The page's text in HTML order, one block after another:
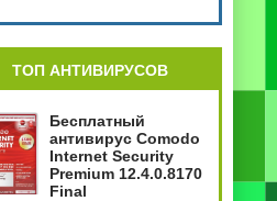
1809 Compact
4in2
[17763.379]
ТОП АНТИВИРУСОВ
Бесплатный
антивирус Comodo
Internet Security
Premium 12.4.0.8170
Final